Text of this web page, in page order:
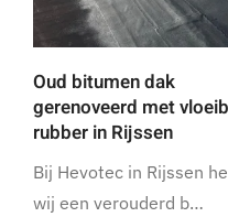
Oud bitumen dak
gerenoveerd met
rubber in Rijssen
Bij Hevotec in Rijssen
wij een verouderd b…